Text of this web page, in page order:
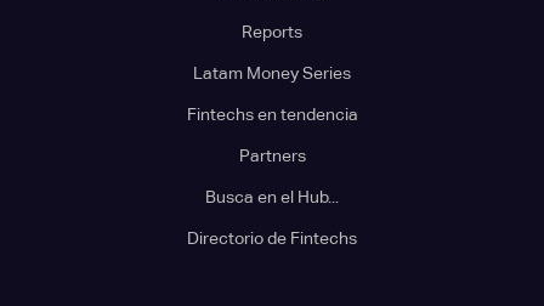
Reports
Latam Money Series
Fintechs en tendencia
Partners
Busca en el Hub...
Directorio de Fintechs